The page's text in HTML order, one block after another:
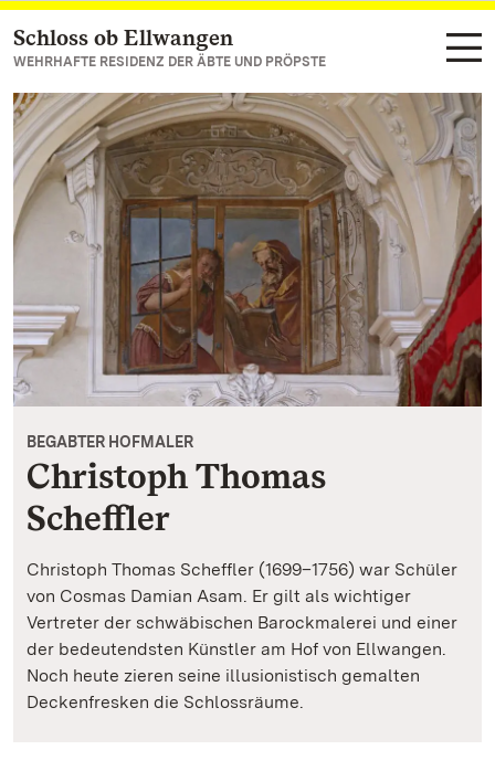
Zum Hauptinhalt springen
Schloss ob Ellwangen
WEHRHAFTE RESIDENZ DER ÄBTE UND PRÖPSTE
BEGABTER HOFMALER
Christoph Thomas
Scheffler
Christoph Thomas Scheffler (1699–1756) war Schüler
von Cosmas Damian Asam. Er gilt als wichtiger
Vertreter der schwäbischen Barockmalerei und einer
der bedeutendsten Künstler am Hof von Ellwangen.
Noch heute zieren seine illusionistisch gemalten
Deckenfresken die Schlossräume.